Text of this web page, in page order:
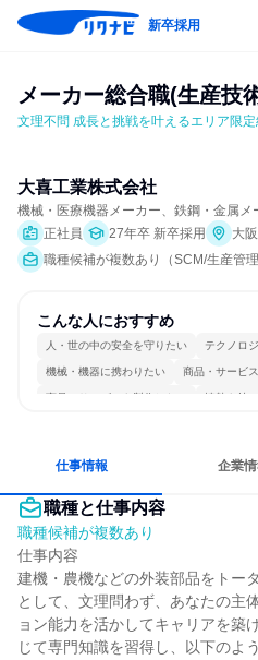
新卒採用
メーカー総合職(生産技
文理不問 成長と挑戦を叶えるエリア限
大喜工業株式会社
機械・医療機器メーカー、鉄鋼・金属
正社員
27年卒 新卒採用
大
職種候補が複数あり（SCM/生産管
こんな人におすすめ
人・世の中の安全を守りたい テクノロ
機械・機器に携わりたい 商品・サービ
商品・サービスを製作したい 情熱を持
仕事情報 企業
職種と仕事内容
職種候補が複数あり
仕事内容
建機・農機などの外装部品をトー
として、文理問わず、あなたの主
ョン能力を活かしてキャリアを築
じて専門知識を習得し、以下のよ